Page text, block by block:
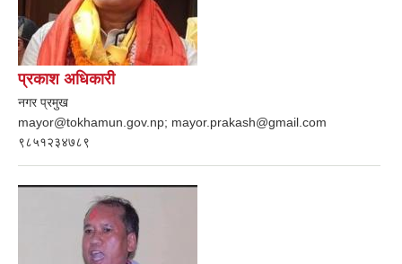
प्रकाश अधिकारी
नगर प्रमुख
mayor@tokhamun.gov.np; mayor.prakash@gmail.com
९८५१२३४७८९